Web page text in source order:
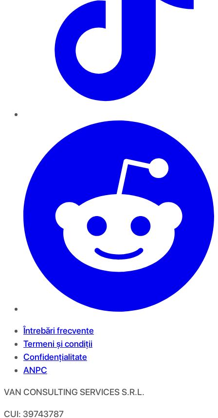
Întrebări frecvente
Termeni și condiții
Confidențialitate
ANPC
VAN CONSULTING SERVICES S.R.L.
CUI: 39743787